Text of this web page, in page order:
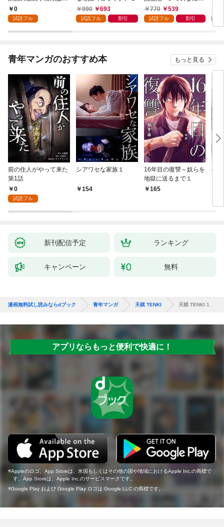
れる 1
0
試読フル
990
693
試読フル 割引
隣国を救ってしまいま
した～（コミック） 1
770 539
試読フル 割引
青年マンガのおすすめ本 もっと見る
前の住人がやって来た
第1話
0
試読フル
シアワセな家族１
154
16年目の復讐～奴らを
地獄に送るまで１
165
ベ
新刊配信予定 ランキング
キャンペーン 無料
漫画無料試し読みならdブック 青年マンガ 天棋 TENKI 天棋 TENKI 1
アプリならもっと便利で快適に！
Appleのロゴ、App Storeは、米国もしくはその他の国や地域におけるApple Inc.の商標で
す。App Storeは、Apple Inc.のサービスマークです。
Google Play および Google Play ロゴは Google LLC の商標です。